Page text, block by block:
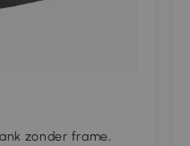
zonder frame,